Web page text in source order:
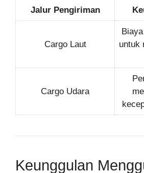
Jalur Pengiriman
Cargo Laut
untuk
Cargo Udara
Keunggulan